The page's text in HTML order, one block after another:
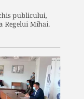
publicului,
Regelui Mihai.